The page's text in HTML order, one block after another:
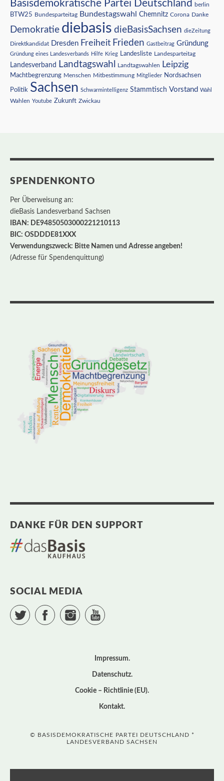
Basisdemokratische Partei Deutschland berlin
BTW25 Bundesparteitag Bundestagswahl Chemnitz Corona Danke
Demokratie diebasis dieBasisSachsen dieZeitung
Direktkandidat Dresden Freiheit Frieden Gastbeitrag Gründung
Gründung eines Landesverbands Hilfe Krieg Landesliste Landesparteitag
Landesverband Landtagswahl Landtagswahlen Leipzig
Machtbegrenzung Menschen Mitbestimmung Mitglieder Nordsachsen
Politik Sachsen Schwarmintelligenz Stammtisch Vorstand Wahl
Wahlen Youtube Zukunft Zwickau
SPENDENKONTO
Per Überweisung an:
dieBasis Landesverband Sachsen
IBAN: DE94850503000221210113
BIC: OSDDDE81XXX
Verwendungszweck: Bitte Namen und Adresse angeben!
(Adresse für Spendenquittung)
DANKE FÜR DEN SUPPORT
SOCIAL MEDIA
Twitter Facebook Instagram
Impressum
Datenschutz
Cookie – Richtlinie (EU)
Kontakt
© BASISDEMOKRATISCHE PARTEI DEUTSCHLAND *
LANDESVERBAND SACHSEN